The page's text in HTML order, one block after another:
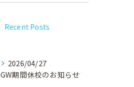
Recent Posts
2026/04/27
GW期間休校のお知らせ